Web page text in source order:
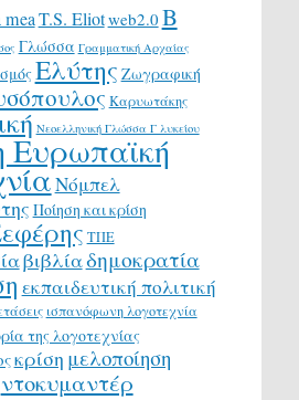
meaT.S. Eliotweb2.0 Β
Γλώσσα Γραμματική Αρχαίας
Ελύτης Ζωγραφική
Καρυωτάκης
Νεοελληνική Γλώσσα Γ λυκείου
Ευρωπαϊκή
Νόμπελ
Ποίηση και κρίση
ΤΠΕ
βιβλίαδημοκρατία
εκπαιδευτική πολιτική
ισπανόφωνη λογοτεχνία
της λογοτεχνίας
κρίση μελοποίηση
ντοκυμαντέρ